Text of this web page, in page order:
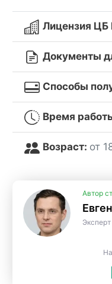
Лицензия ЦБ
Документы
Способы
Время
Возраст: от
Автор